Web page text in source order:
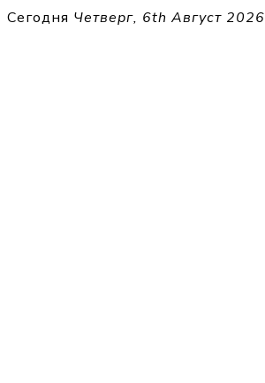
Перейти
Сегодня Четверг, 6th Август 2026